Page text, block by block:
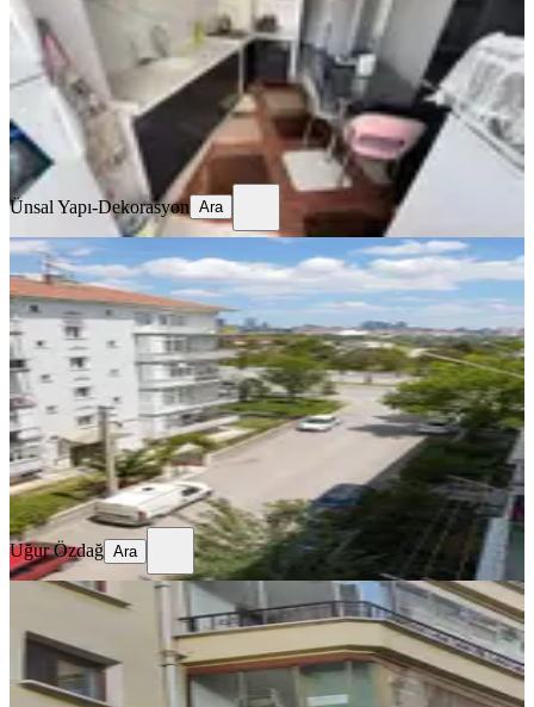
125 m² ·3. Kat ·10.06.2026
3.280.000 ₺
Ünsal Yapı-Dekorasyon
Ünsal Yapı-Dekorasyon Ara
BALKONLU
Konum Olarak En Güzel Yerde
Ankara, Sincan
3+1·110 m²·5. Kat ·09.06.2026
3.900.000 ₺
Uğur Özdağ
Ara
Uğur Özdağ Ara
MANZARALI
Sahibinden 3+1 Yapılı Asansörlü
Belediyeye Yakın Bağımsız Daire
Ankara, Keçiören